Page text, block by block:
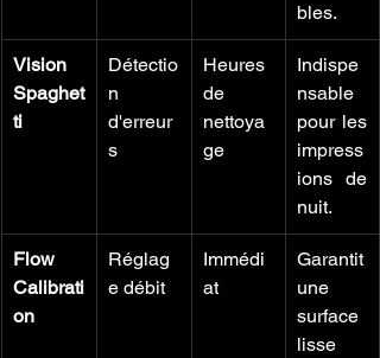
bles.
Vision
Spaghet
ti
Détectio
n
d'erreur
s
Heures
de
nettoya
ge
Indispe
nsable
pour les
impress
ions de
nuit.
Flow
Calibrati
on
Réglag
e débit
Immédi
at
Garantit
une
surface
lisse